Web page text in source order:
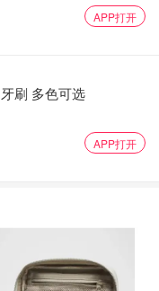
APP打开
刷 多色可选
APP打开